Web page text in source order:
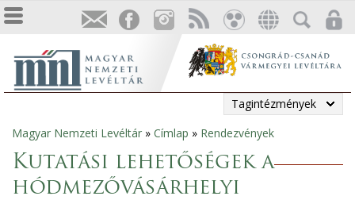
Tagintézmények
Jelenlegi
hely
Magyar Nemzeti Levéltár » Címlap » Rendezvények
Kutatási lehetőségek a
hódmezővásárhelyi